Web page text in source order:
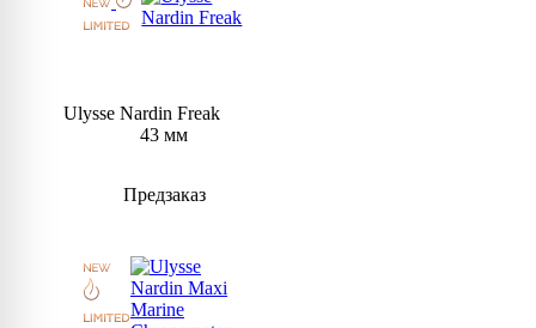
Ulysse Nardin Freak
43 мм
Предзаказ